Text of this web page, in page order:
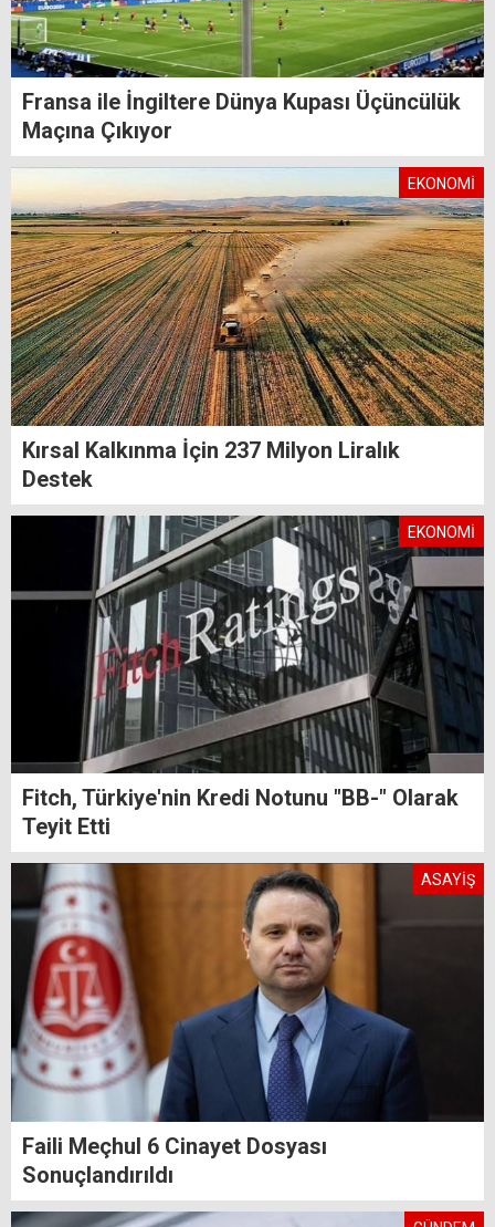
Fransa ile İngiltere Dünya Kupası Üçüncülük
Maçına Çıkıyor
EKONOMİ
Kırsal Kalkınma İçin 237 Milyon Liralık
Destek
EKONOMİ
Fitch, Türkiye'nin Kredi Notunu "BB-" Olarak
Teyit Etti
ASAYİŞ
Faili Meçhul 6 Cinayet Dosyası
Sonuçlandırıldı